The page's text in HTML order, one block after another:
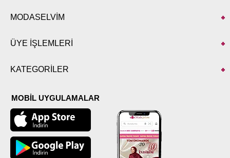
MODASELVİM
ÜYE İŞLEMLERİ
KATEGORİLER
MOBİL UYGULAMALAR